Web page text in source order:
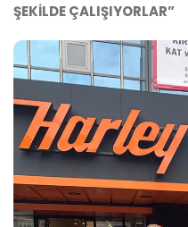
ŞEKİLDE ÇALIŞIYORLAR”